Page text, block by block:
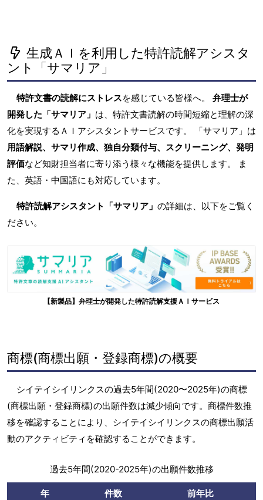
生成ＡＩを利用した特許読解アシスタ
ント「サマリア」
特許文書の読解にストレスを感じている皆様へ。 弁理士が
開発した「サマリア」 は、特許文書読解の時間短縮と理解の深
化を実現するＡＩアシスタントサービスです。 「サマリア」は
用語解説、サマリ作成、独自分類付与、スクリーニング、発明
評価など知財担当者に寄り添う様々な機能を提供します。 ま
た、英語・中国語にも対応しています。
特許読解アシスタント「サマリア」 の詳細は、以下をご覧く
ださい。
【新製品】弁理士が開発した特許読解支援ＡＩサービス
商標(商標出願・登録商標)の概要
シイテイシイリンクスの過去5年間(2020〜2025年)の商標
(商標出願・登録商標)の出願件数は減少傾向です。商標件数推
移を確認することにより、シイテイシイリンクスの商標出願活
動のアクティビティを確認することができます。
過去5年間(2020-2025年)の出願件数推移
年 件数
前年比